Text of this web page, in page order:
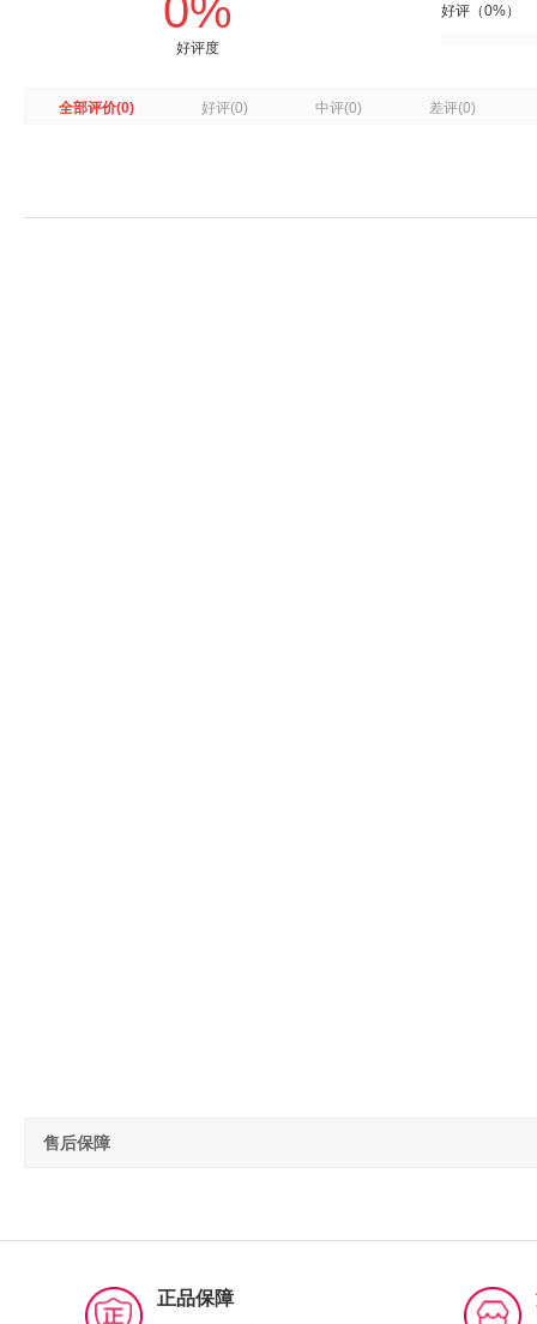
0%
好评度
好评（0%）
全部评价(0) 好评(0) 中评(0) 差评(0)
售后保障
正品保障